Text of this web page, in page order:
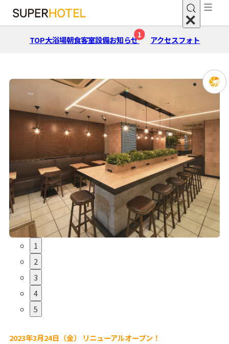
TOP大浴場朝⾷客室設備お知らせ
1
アクセスフォト
1
2
3
4
5
2023年3月24日（金） リニューアルオープン！